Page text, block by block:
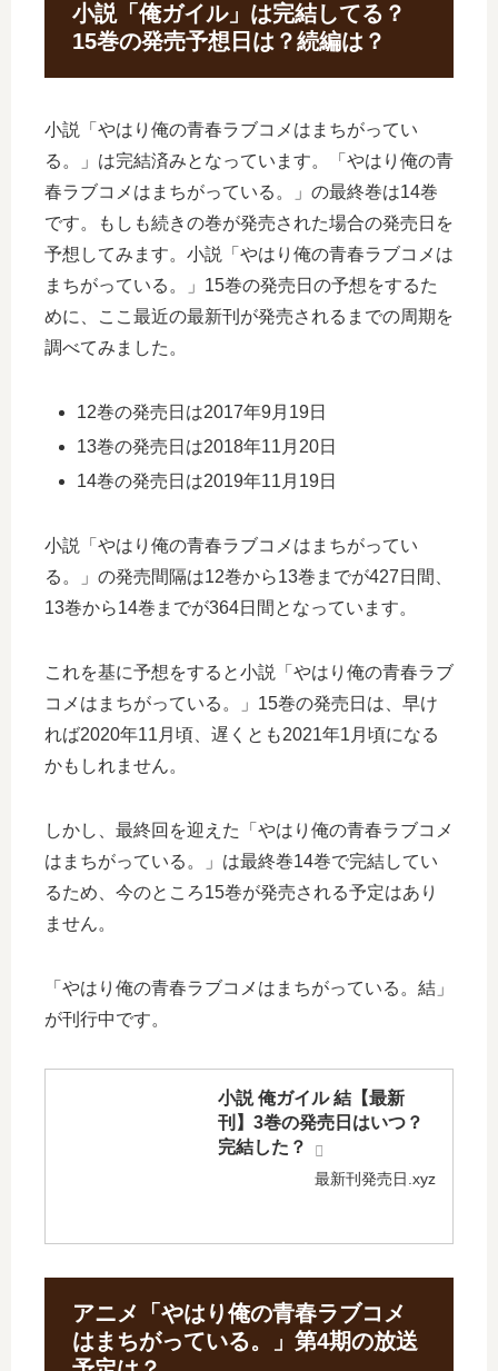
小説「俺ガイル」は完結してる？
15巻の発売予想日は？続編は？
小説「やはり俺の青春ラブコメはまちがってい
る。」は完結済みとなっています。「やはり俺の青
春ラブコメはまちがっている。」の最終巻は14巻
です。もしも続きの巻が発売された場合の発売日を
予想してみます。小説「やはり俺の青春ラブコメは
まちがっている。」15巻の発売日の予想をするた
めに、ここ最近の最新刊が発売されるまでの周期を
調べてみました。
12巻の発売日は2017年9月19日
13巻の発売日は2018年11月20日
14巻の発売日は2019年11月19日
小説「やはり俺の青春ラブコメはまちがってい
る。」の発売間隔は12巻から13巻までが427日間、
13巻から14巻までが364日間となっています。
これを基に予想をすると小説「やはり俺の青春ラブ
コメはまちがっている。」15巻の発売日は、早け
れば2020年11月頃、遅くとも2021年1月頃になる
かもしれません。
しかし、最終回を迎えた「やはり俺の青春ラブコメ
はまちがっている。」は最終巻14巻で完結してい
るため、今のところ15巻が発売される予定はあり
ません。
「やはり俺の青春ラブコメはまちがっている。結」
が刊行中です。
小説 俺ガイル 結【最新
刊】3巻の発売日はいつ？
完結した？
最新刊発売日.xyz
アニメ「やはり俺の青春ラブコメ
はまちがっている。」第4期の放送